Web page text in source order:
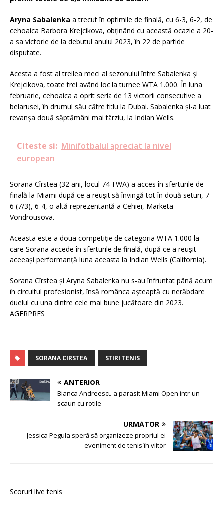
Aryna Sabalenka a trecut în optimile de finală, cu 6-3, 6-2, de
cehoaica Barbora Krejcikova, obţinând cu această ocazie a 20-
a sa victorie de la debutul anului 2023, în 22 de partide
disputate.
Acesta a fost al treilea meci al sezonului între Sabalenka şi
Krejcikova, toate trei având loc la turnee WTA 1.000. În luna
februarie, cehoaica a oprit seria de 13 victorii consecutive a
belarusei, în drumul său către titlu la Dubai. Sabalenka şi-a luat
revanşa două săptămâni mai târziu, la Indian Wells.
Citeste si: Minifotbalul apreciat la nivel
european
Sorana Cîrstea (32 ani, locul 74 TWA) a acces în sferturile de
finală la Miami după ce a reuşit să învingă tot în două seturi, 7-
6 (7/3), 6-4, o altă reprezentantă a Cehiei, Marketa
Vondrousova.
Aceasta este a doua competiţie de categoria WTA 1.000 la
care Sorana accede în sferturile de finală, după ce a reuşit
aceeaşi performanţă luna aceasta la Indian Wells (California).
Sorana Cîrstea şi Aryna Sabalenka nu s-au înfruntat până acum
în circuitul profesionist, însă românca aşteaptă cu nerăbdare
duelul cu una dintre cele mai bune jucătoare din 2023.
AGERPRES
SORANA CIRSTEA STIRI TENIS
ANTERIOR
Bianca Andreescu a parasit Miami Open intr-un
scaun cu rotile
URMĂTOR
Jessica Pegula speră să organizeze propriul ei
eveniment de tenis în viitor
Scoruri live tenis